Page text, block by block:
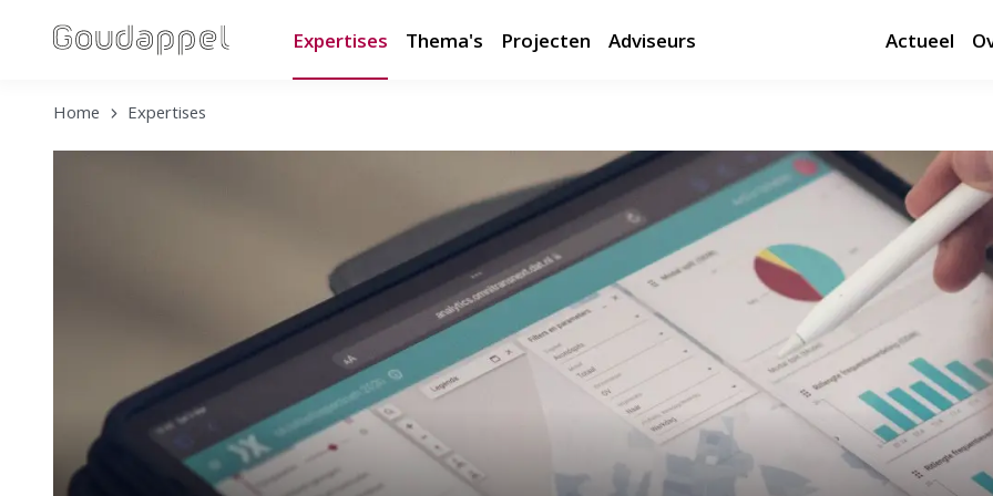
Expertises Thema's Projecten Adviseurs Actueel
Home Expertises